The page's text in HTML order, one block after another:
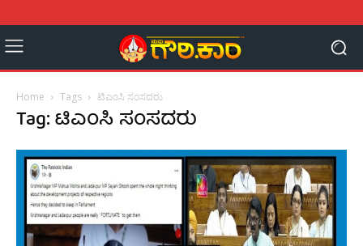
Home Tags ಟಿಎಂಸಿ ಸಂಸದರು
Tag: ಟಿಎಂಸಿ ಸಂಸದರು